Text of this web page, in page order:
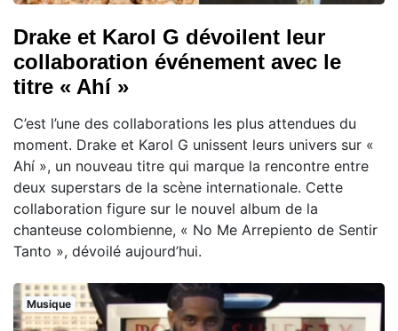
Drake et Karol G dévoilent leur
collaboration événement avec le
titre « Ahí »
C’est l’une des collaborations les plus attendues du
moment. Drake et Karol G unissent leurs univers sur «
Ahí », un nouveau titre qui marque la rencontre entre
deux superstars de la scène internationale. Cette
collaboration figure sur le nouvel album de la
chanteuse colombienne, « No Me Arrepiento de Sentir
Tanto », dévoilé aujourd’hui.
Musique